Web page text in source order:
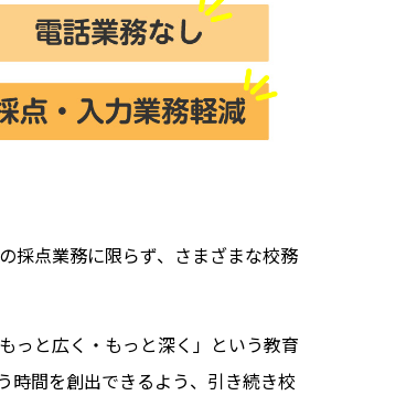
採点業務に限らず、さまざまな校務
っと広く・もっと深く」という教育
時間を創出できるよう、引き続き校